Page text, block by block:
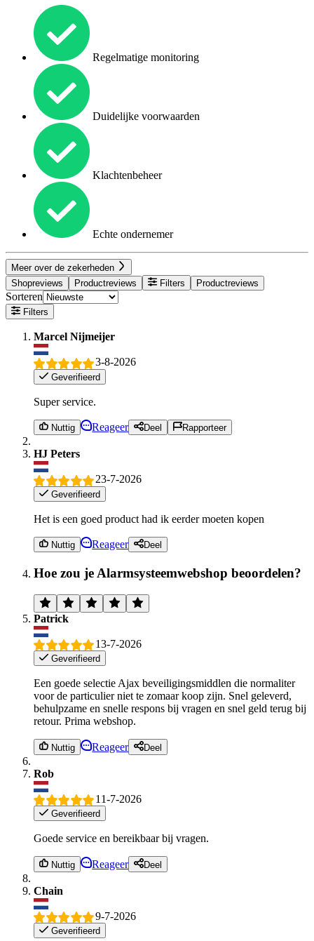
Regelmatige monitoring
Duidelijke voorwaarden
Klachtenbeheer
Echte ondernemer
Meer over de zekerheden
Shopreviews
Productreviews Filters Productreviews
Sorteren
Filters
Marcel Nijmeijer
3-8-2026
Geverifieerd
Super service.
Nuttig Reageer Deel Rapporteer
HJ Peters
23-7-2026
Geverifieerd
Het is een goed product had ik eerder moeten kopen
Nuttig Reageer Deel
Hoe zou je Alarmsysteemwebshop beoordelen?
Patrick
13-7-2026
Geverifieerd
Een goede selectie Ajax beveiligingsmiddlen die normaliter
voor de particulier niet te zomaar koop zijn. Snel geleverd,
behulpzame en snelle respons bij vragen en snel geld terug bij
retour. Prima webshop.
Nuttig Reageer Deel
Rob
11-7-2026
Geverifieerd
Goede service en bereikbaar bij vragen.
Nuttig Reageer Deel
Chain
9-7-2026
Geverifieerd